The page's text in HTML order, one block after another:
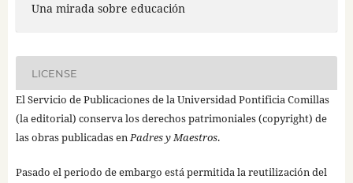
Una mirada sobre educación
LICENSE
El Servicio de Publicaciones de la Universidad Pontificia Comillas
(la editorial) conserva los derechos patrimoniales (copyright) de
las obras publicadas enPadres y Maestros.
Pasado el periodo de embargo está permitida la reutilización del